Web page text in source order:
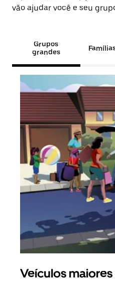
vão ajudar você e seu
Grupos
grandes
Veículos